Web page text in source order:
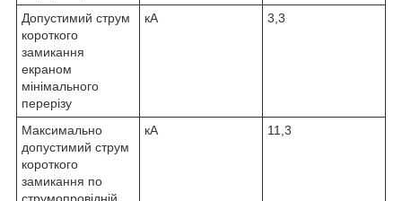
Допустимий струм
короткого
замикання
екраном
мінімального
перерізу
кА 3,3
Максимально
допустимий струм
короткого
замикання по
кА 11,3